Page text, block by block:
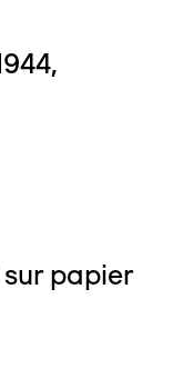
papier